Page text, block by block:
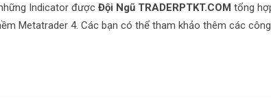
Indicator được Đội Ngũ TRADERPTKT.COM tổng
Metatrader 4. Các bạn có thể tham khảo thêm các